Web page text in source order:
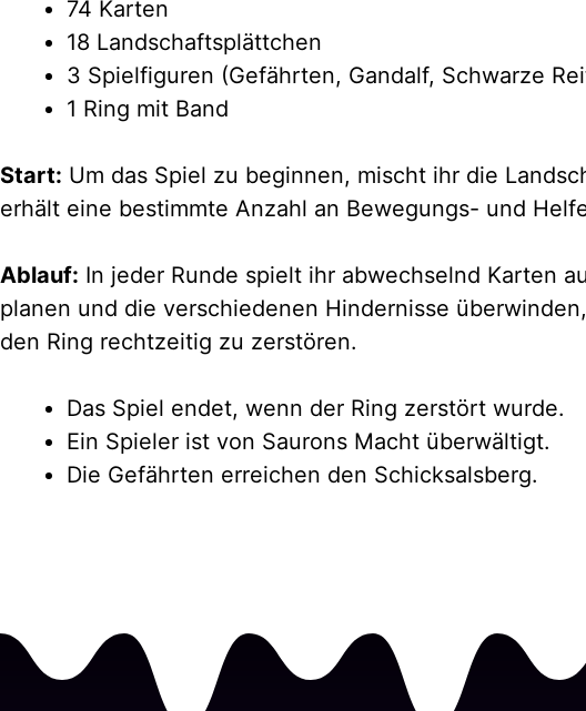
74 Karten
18 Landschaftsplättchen
3 Spielfiguren (Gefährten, Gandalf, Schwarze
1 Ring mit Band
Start: Um das Spiel zu beginnen, mischt ihr die
erhält eine bestimmte Anzahl an Bewegungs- und
Ablauf: In jeder Runde spielt ihr abwechselnd Karten
planen und die verschiedenen Hindernisse
den Ring rechtzeitig zu zerstören.
Das Spiel endet, wenn der Ring zerstört wurde.
Ein Spieler ist von Saurons Macht überwältigt.
Die Gefährten erreichen den Schicksalsberg.